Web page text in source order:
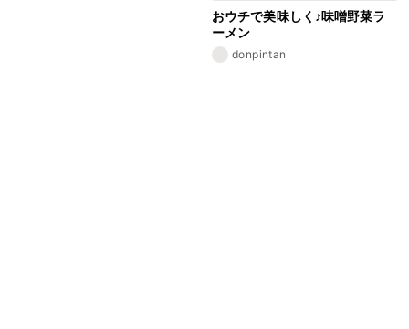
おウチで美味しく♪味噌野菜ラ
ーメン
donpintan